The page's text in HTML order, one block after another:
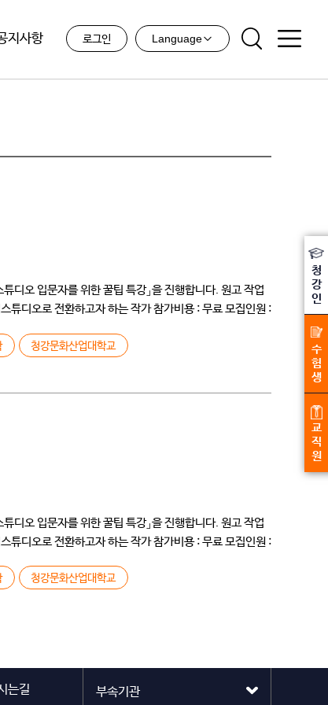
지사항 로그인 Language
디오 입문자를 위한 꿀팁 특강」을 진행합니다. 원고 작업
튜디오로 전환하고자 하는 작가 참가비용 : 무료 모집인원 :
청강문화산업대학교
디오 입문자를 위한 꿀팁 특강」을 진행합니다. 원고 작업
튜디오로 전환하고자 하는 작가 참가비용 : 무료 모집인원 :
청강문화산업대학교
는길
청
강
인
수
험
생
교
직
원